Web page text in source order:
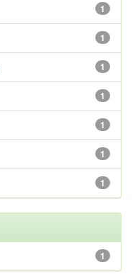
1
1
1
1
1
1
1
1